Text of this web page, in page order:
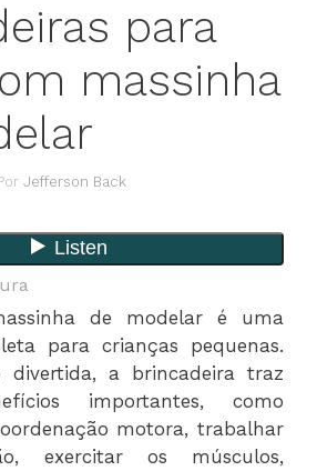
para
massinha
Jefferson Back
de modelar é uma
para crianças pequenas.
divertida, a brincadeira traz
importantes, como
motora, trabalhar
exercitar os músculos,